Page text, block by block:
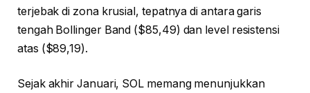
terjebak di zona krusial, tepatnya di antara garis
tengah Bollinger Band ($85,49) dan level resistensi
atas ($89,19).
Sejak akhir Januari, SOL memang menunjukkan